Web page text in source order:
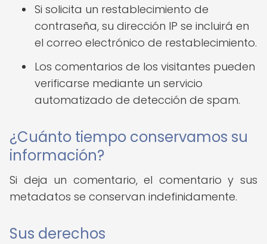
Si solicita un restablecimiento de
contraseña, su dirección IP se incluirá en
el correo electrónico de restablecimiento.
Los comentarios de los visitantes pueden
verificarse mediante un servicio
automatizado de detección de spam.
¿Cuánto tiempo conservamos su
información?
Si deja un comentario, el comentario y sus
metadatos se conservan indefinidamente.
Sus derechos